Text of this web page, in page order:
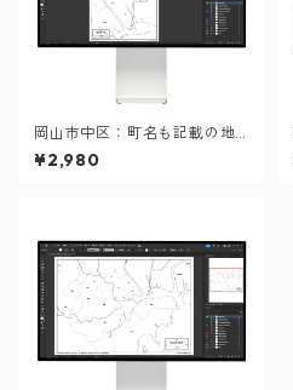
岡山市中区：町名も記載の地
図データ（PDF・Aiファイ
ル）
¥2,980